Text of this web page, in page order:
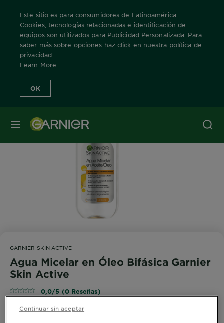
Este sitio es para consumidores de Latinoamérica.
Cookies, tecnologías relacionadas e identificación de
equipos son utilizados para Publicidad Personalizada. Para
saber más sobre opciones haz click en nuestra política de
privacidad
Learn More
OK
MENÚ
Home Nuestras Marcas
GARNIER SKIN ACTIVE
Agua Micelar en Óleo Bifásica Garnier
Skin Active
0,0/5 (0 Reseñas)
Continuar sin aceptar